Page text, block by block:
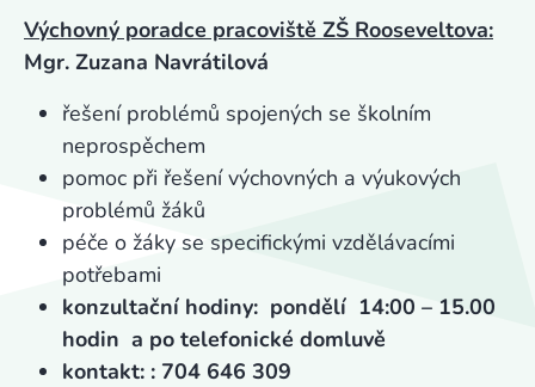
Výchovný poradce pracoviště ZŠ Rooseveltova:
Mgr. Zuzana Navrátilová
řešení problémů spojených se školním
neprospěchem
pomoc při řešení výchovných a výukových
problémů žáků
péče o žáky se specifickými vzdělávacími
potřebami
konzultační hodiny: pondělí 14:00 – 15.00
hodin a po telefonické domluvě
kontakt: : 704 646 309